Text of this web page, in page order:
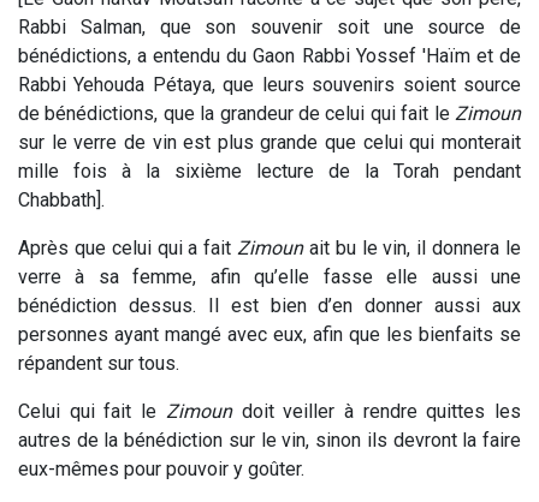
Rabbi Salman, que son souvenir soit une source de
bénédictions, a entendu du Gaon Rabbi Yossef 'Haïm et de
Rabbi Yehouda Pétaya, que leurs souvenirs soient source
de bénédictions, que la grandeur de celui qui fait le Zimoun
sur le verre de vin est plus grande que celui qui monterait
mille fois à la sixième lecture de la Torah pendant
Chabbath].
Après que celui qui a faitZimoun ait bu le vin, il donnera le
verre à sa femme, afin qu’elle fasse elle aussi une
bénédiction dessus. Il est bien d’en donner aussi aux
personnes ayant mangé avec eux, afin que les bienfaits se
répandent sur tous.
Celui qui fait le Zimoundoit veiller à rendre quittes les
autres de la bénédiction sur le vin, sinon ils devront la faire
eux-mêmes pour pouvoir y goûter.